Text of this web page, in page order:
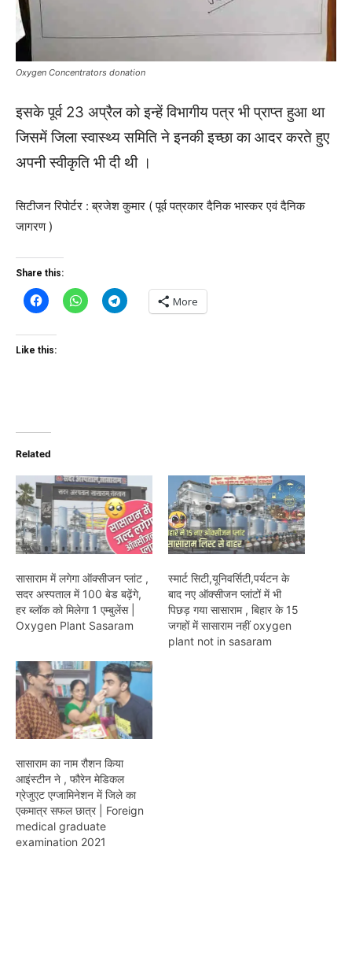
Oxygen Concentrators donation
इसके पूर्व 23 अप्रैल को इन्हें विभागीय पत्र भी प्राप्त हुआ था
जिसमें जिला स्वास्थ्य समिति ने इनकी इच्छा का आदर करते हुए
अपनी स्वीकृति भी दी थी ।
सिटीजन रिपोर्टर : ब्रजेश कुमार ( पूर्व पत्रकार दैनिक भास्कर एवं दैनिक
जागरण )
Share this:
More
Like this:
Related
सासाराम में लगेगा ऑक्सीजन प्लांट ,
सदर अस्पताल में 100 बेड बढ़ेंगे,
हर ब्लॉक को मिलेगा 1 एम्बुलेंस |
Oxygen Plant Sasaram
स्मार्ट सिटी,यूनिवर्सिटी,पर्यटन के
बाद नए ऑक्सीजन प्लांटों में भी
पिछड़ गया सासाराम , बिहार के 15
जगहों में सासाराम नहीं oxygen
plant not in sasaram
सासाराम का नाम रौशन किया
आइंस्टीन ने , फौरेन मेडिकल
ग्रेजुएट एग्जामिनेशन में जिले का
एकमात्र सफल छात्र | Foreign
medical graduate
examination 2021